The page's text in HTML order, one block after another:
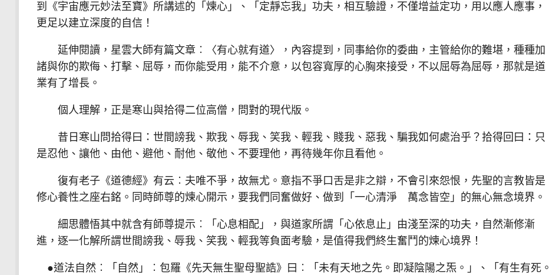
到《宇宙應元妙法至寶》所講述的「煉心」、「定靜忘我」功夫，相互驗證，不僅增益定功，用以應人應事，
更足以建立深度的自信！
延伸閱讀，星雲大師有篇文章︰〈有心就有道〉，內容提到，同事給你的委曲，主管給你的難堪，種種加
諸與你的欺侮、打擊、屈辱，而你能受用，能不介意，以包容寬厚的心胸來接受，不以屈辱為屈辱，那就是道
業有了增長。
個人理解，正是寒山與拾得二位高僧，問對的現代版。
昔日寒山問拾得曰：世間謗我、欺我、辱我、笑我、輕我、賤我、惡我、騙我如何處治乎？拾得回曰：只
是忍他、讓他、由他、避他、耐他、敬他、不要理他，再待幾年你且看他。
復有老子《道德經》有云︰夫唯不爭，故無尤。意指不爭口舌是非之辯，不會引來怨恨，先聖的言教皆是
修心養性之座右銘。同時師尊的煉心開示，要我們同奮做好、做到「一心清淨 萬念皆空」的無心無念境界。
細思體悟其中就含有師尊提示︰「心息相配」，與道家所謂「心依息止」由淺至深的功夫，自然漸修漸
進，逐一化解所謂世間謗我、辱我、笑我、輕我等負面考驗，是值得我們終生奮鬥的煉心境界！
●道法自然︰「自然」︰包羅《先天無生聖母聖誥》曰︰「未有天地之先。即凝陰陽之炁。」、「有生有死。